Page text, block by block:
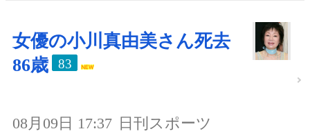
女優の小川真由美さん死去
86歳
83
08月09日 17:37 日刊スポーツ